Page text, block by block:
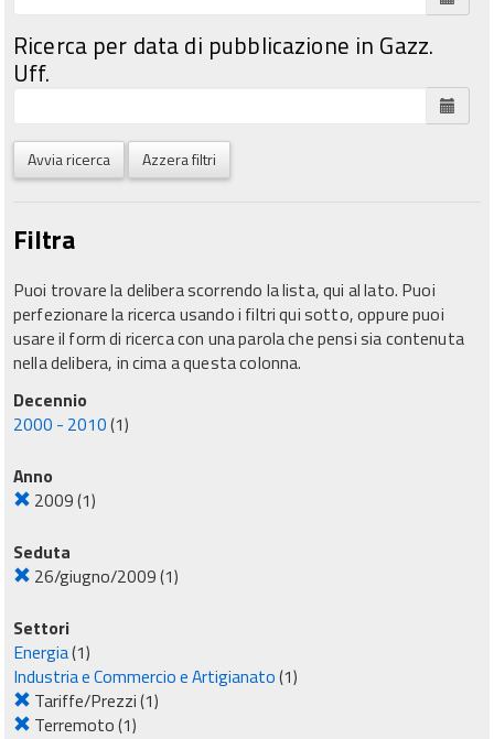
Ricerca per data di pubblicazione in Gazz.
Uff.
Avvia ricerca Azzera filtri
Filtra
Puoi trovare la delibera scorrendo la lista, qui al lato. Puoi
perfezionare la ricerca usando i filtri qui sotto, oppure puoi
usare il form di ricerca con una parola che pensi sia contenuta
nella delibera, in cima a questa colonna.
Decennio
2000 - 2010(1)
Anno
2009(1)
Seduta
26/giugno/2009(1)
Settori
Energia(1)
Industria e Commercio e Artigianato(1)
Tariffe/Prezzi(1)
Terremoto(1)